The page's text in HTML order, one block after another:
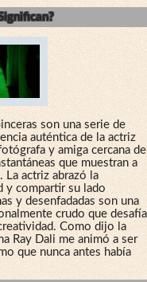
son una serie de
auténtica de la actriz
y amiga cercana de
que muestran a
La actriz abrazó la
y compartir su lado
y desenfadadas son una
crudo que desafía
Como dijo la
Ray Dali me animó a ser
que nunca antes había